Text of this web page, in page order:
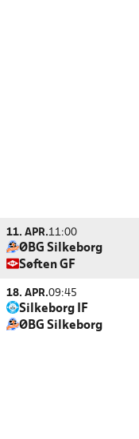
11. APR.11:00
ØBG Silkeborg
Søften GF
18. APR.09:45
Silkeborg IF
ØBG Silkeborg